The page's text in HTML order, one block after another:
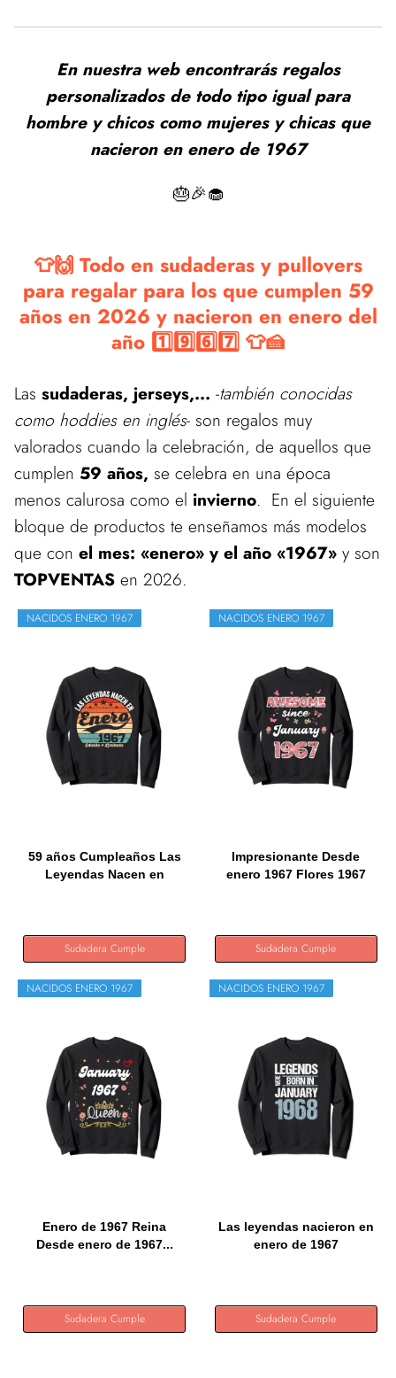
En nuestra web encontrarás regalos
personalizados de todo tipo igual para
hombre y chicos como mujeres y chicas que
nacieron en enero de 1967
🎂🎉🧁
👕🙌 Todo en sudaderas y pullovers
para regalar para los que cumplen 59
años en 2026 y nacieron en enero del
año 1️⃣9️⃣6️⃣7️⃣ 👕🍰
Las sudaderas, jerseys,... -también conocidas
como hoddies en inglés- son regalos muy
valorados cuando la celebración, de aquellos que
cumplen 59 años, se celebra en una época
menos calurosa como el invierno. En el siguiente
bloque de productos te enseñamos más modelos
que con el mes: «enero» y el año «1967» y son
TOPVENTAS en 2026.
NACIDOS ENERO 1967
59 años Cumpleaños Las
Leyendas Nacen en
Sudadera Cumple
NACIDOS ENERO 1967
Impresionante Desde
enero 1967 Flores 1967
Sudadera Cumple
NACIDOS ENERO 1967
Enero de 1967 Reina
Desde enero de 1967...
Sudadera Cumple
NACIDOS ENERO 1967
Las leyendas nacieron en
enero de 1967
Sudadera Cumple